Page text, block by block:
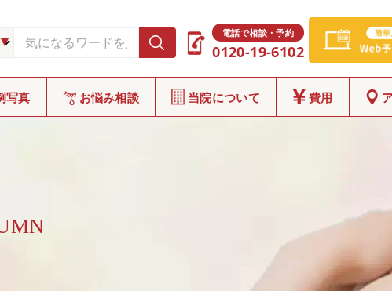
電話で相談・予約
0120-19-6102
写真 お悩み相談 当院について 費用